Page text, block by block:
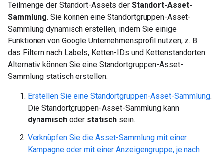
Teilmenge der Standort-Assets der Standort-Asset-
Sammlung. Sie können eine Standortgruppen-Asset-
Sammlung dynamisch erstellen, indem Sie einige
Funktionen von Google Unternehmensprofil nutzen, z. B.
das Filtern nach Labels, Ketten-IDs und Kettenstandorten.
Alternativ können Sie eine Standortgruppen-Asset-
Sammlung statisch erstellen.
Erstellen Sie eine Standortgruppen-Asset-Sammlung.
Die Standortgruppen-Asset-Sammlung kann
dynamisch oder statisch sein.
Verknüpfen Sie die Asset-Sammlung mit einer
Kampagne oder mit einer Anzeigengruppe, je nach